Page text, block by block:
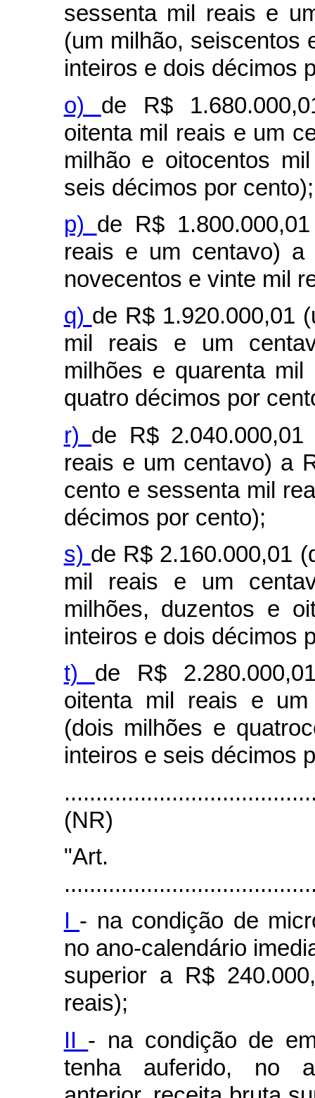
sessenta mil reais e
(um milhão, seiscentos
inteiros e dois décimos
o) de R$
oitenta mil reais e um
milhão e oitocentos
seis décimos por cento);
p) de R$
reais e um centavo) a
novecentos e vinte mil
q) de R$ 1.920.000,01
mil reais e um
milhões e quarenta
quatro décimos por
r) de R$
reais e um centavo) a
cento e sessenta mil
décimos por cento);
s) de R$ 2.160.000,01
mil reais e um
milhões, duzentos e
inteiros e dois décimos
t) de R$
oitenta mil reais e
(dois milhões e
inteiros e seis décimos
(NR)
I - na condição de
no ano-calendário
superior a R$
reais);
II - na condição de
tenha auferido, no